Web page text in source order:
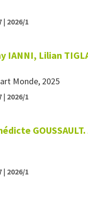
| 2026/1
IANNI, Lilian
Monde, 2025
| 2026/1
GOUSSAULT.
| 2026/1